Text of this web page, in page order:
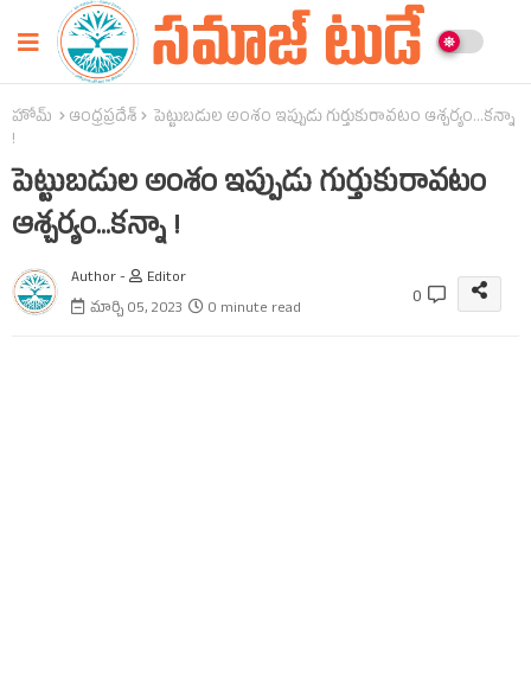
హోమ్ ఆంధ్రప్రదేశ్‌
పెట్టుబడుల అంశం ఇప్పుడు గుర్తుకురావటం ఆశ్చర్యం...కన్నా
!
పెట్టుబడుల అంశం ఇప్పుడు గుర్తుకురావటం
ఆశ్చర్యం...కన్నా !
Author -
Editor
మార్చి 05, 2023
0 minute read 0